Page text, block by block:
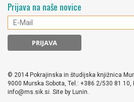
Prijava na naše novice
© 2014 Pokrajinska in študijska knjižnica
9000 Murska Sobota, Tel.: +386 2/530 81 10,
info@ms.sik.si. Site by Lunin.